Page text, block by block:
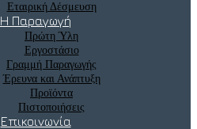
Εταιρική Δέσμευση
Η Παραγωγή
Πρώτη Ύλη
Εργοστάσιο
Γραμμή Παραγωγής
Έρευνα και Ανάπτυξη
Προϊόντα
Πιστοποιήσεις
Επικοινωνία